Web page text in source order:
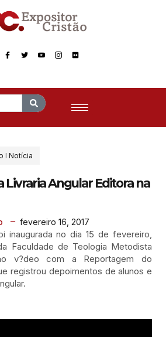
I Notícia
Livraria Angular Editora na
fevereiro 16, 2017
inaugurada no dia 15 de fevereiro,
Faculdade de Teologia Metodista
v?deo com a Reportagem do
registrou depoimentos de alunos e